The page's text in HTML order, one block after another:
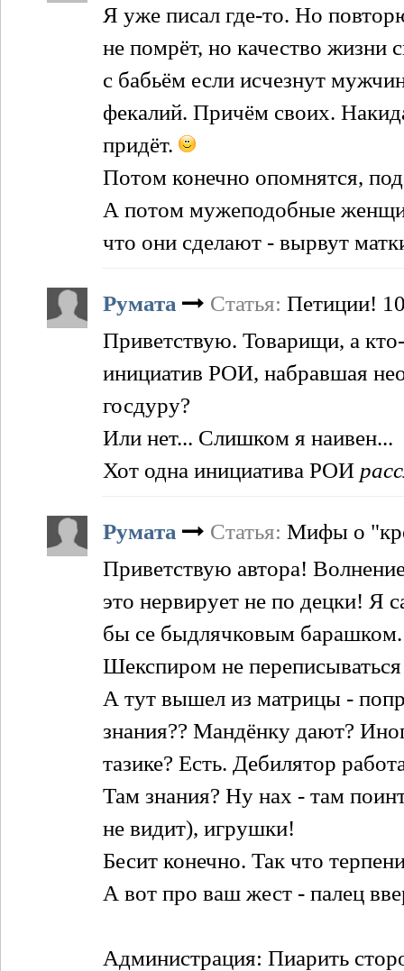
Я уже писал где-то. Но
не помрёт, но качество
с бабьём если исчезнут
фекалий. Причём своих.
придёт.
Потом конечно опомнятся,
А потом мужеподобные
что они сделают - вырвут
Румата Статья: Петиции!
Приветствую. Товарищи, а
инициатив РОИ, набравшая
госдуру?
Или нет... Слишком я наивен...
Хот одна инициатива РОИ
Румата Статья: Мифы о
Приветствую автора!
это нервирует не по децки! Я
бы се быдлячковым
Шекспиром не
А тут вышел из матрицы -
знания?? Мандёнку дают?
тазике? Есть. Дебилятор
Там знания? Ну нах - там
не видит), игрушки!
Бесит конечно. Так что
А вот про ваш жест - палец
Администрация: Пиарить